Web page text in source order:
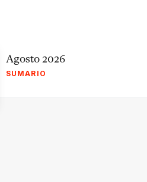
Agosto 2026
SUMARIO